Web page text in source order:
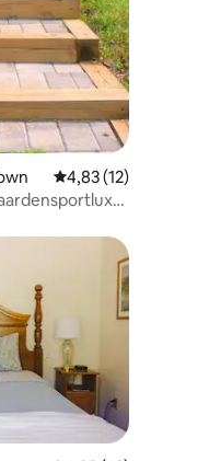
Gemiddelde
4,83 (12)